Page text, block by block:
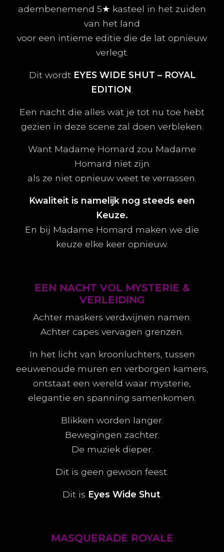
adembenemend 5★ kasteel in het zuiden
van het land
voor een intieme editie die de lat opnieuw
verlegt.
Dit wordt EYES WIDE SHUT – ROYAL
EDITION
Een nacht die alles wat je tot nu toe hebt
gezien in deze scene zal doen verbleken.
Want Madame Homard zou Madame
Homard niet zijn
als ze niet opnieuw weet te verrassen.
Kwaliteit is namelijk nog steeds een
Keuze.
En bij Madame Homard maken we die
keuze elke keer opnieuw.
EEN NACHT VOL MYSTERIE &
VERLEIDING
Achter maskers verdwijnen namen.
Achter capes vervagen grenzen.
In het licht van kroonluchters, tussen
eeuwenoude muren en verborgen kamers,
ontstaat een wereld waar mysterie,
elegantie en spanning samenkomen.
Blikken worden langer.
Bewegingen zachter.
De muziek dieper.
Dit is geen gewoon feest.
Dit is Eyes Wide Shut
MASQUERADE ROYALE